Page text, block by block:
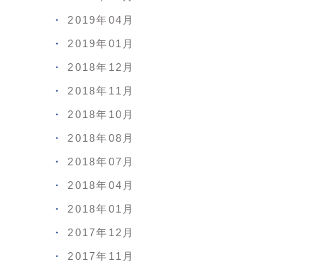
2019年04月
2019年01月
2018年12月
2018年11月
2018年10月
2018年08月
2018年07月
2018年04月
2018年01月
2017年12月
2017年11月